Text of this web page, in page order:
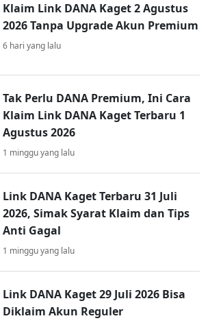
Klaim Link DANA Kaget 2 Agustus
2026 Tanpa Upgrade Akun Premium
6 hari yang lalu
Tak Perlu DANA Premium, Ini Cara
Klaim Link DANA Kaget Terbaru 1
Agustus 2026
1 minggu yang lalu
Link DANA Kaget Terbaru 31 Juli
2026, Simak Syarat Klaim dan Tips
Anti Gagal
1 minggu yang lalu
Link DANA Kaget 29 Juli 2026 Bisa
Diklaim Akun Reguler